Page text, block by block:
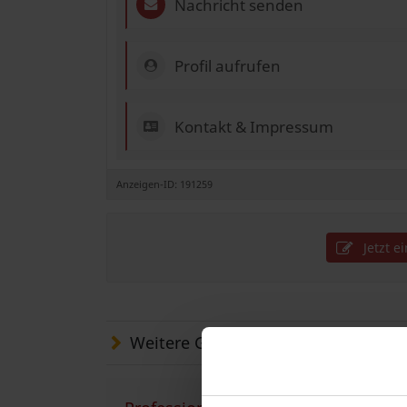
Nachricht senden
Profil aufrufen
Kontakt & Impressum
Anzeigen-ID: 191259
Jetzt
Weitere Gesuche